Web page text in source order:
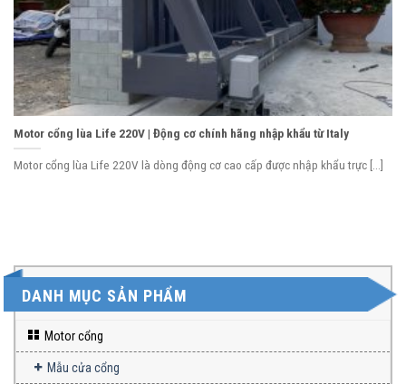
Motor cổng lùa Life 220V | Động cơ chính hãng nhập khẩu từ Italy
Motor cổng lùa Life 220V là dòng động cơ cao cấp được nhập khẩu trực [...]
DANH MỤC SẢN PHẨM
Motor cổng
Mẫu cửa cổng